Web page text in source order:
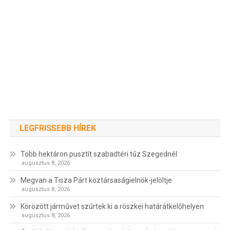
LEGFRISSEBB HÍREK
Több hektáron pusztít szabadtéri tűz Szegednél
augusztus 8, 2026
Megvan a Tisza Párt köztársaságielnök-jelöltje
augusztus 8, 2026
Körözött járművet szűrtek ki a röszkei határátkelőhelyen
augusztus 8, 2026